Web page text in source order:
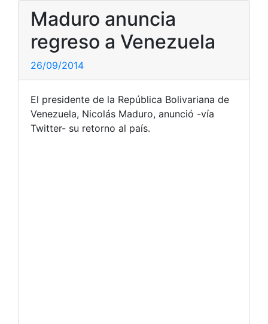
Maduro anuncia
regreso a Venezuela
26/09/2014
El presidente de la República Bolivariana de
Venezuela, Nicolás Maduro, anunció -vía
Twitter- su retorno al país.